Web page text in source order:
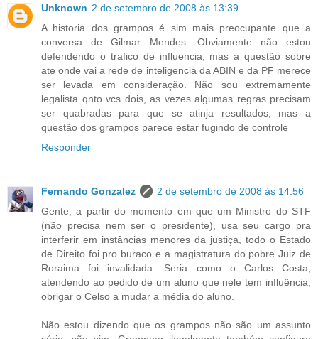
Unknown 2 de setembro de 2008 às 13:39
A historia dos grampos é sim mais preocupante que a
conversa de Gilmar Mendes. Obviamente não estou
defendendo o trafico de influencia, mas a questão sobre
ate onde vai a rede de inteligencia da ABIN e da PF merece
ser levada em consideração. Não sou extremamente
legalista qnto vcs dois, as vezes algumas regras precisam
ser quabradas para que se atinja resultados, mas a
questão dos grampos parece estar fugindo de controle
Responder
Fernando Gonzalez
2 de setembro de 2008 às 14:56
Gente, a partir do momento em que um Ministro do STF
(não precisa nem ser o presidente), usa seu cargo pra
interferir em instâncias menores da justiça, todo o Estado
de Direito foi pro buraco e a magistratura do pobre Juiz de
Roraima foi invalidada. Seria como o Carlos Costa,
atendendo ao pedido de um aluno que nele tem influência,
obrigar o Celso a mudar a média do aluno.
Não estou dizendo que os grampos não são um assunto